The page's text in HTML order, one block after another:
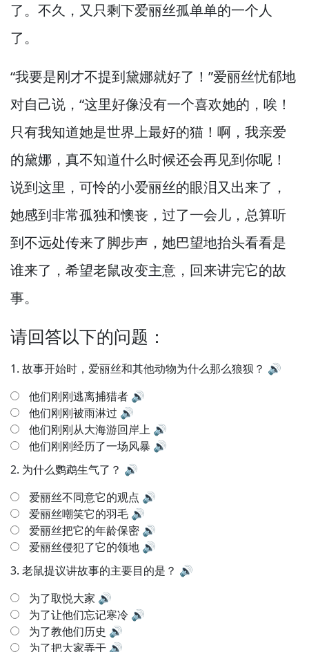
了。 不久， 又只剩下爱丽丝孤单单的一个人
了。
“我要是刚才不提到黛娜就好了！”爱丽丝忧郁地
对自己说， “这里好像没有一个喜欢她的， 唉！
只有我知道她是世界上最好的猫！ 啊， 我亲爱
的黛娜， 真不知道什么时候还会再见到你呢！
说到这里， 可怜的小爱丽丝的眼泪又出来了，
她感到非常孤独和懊丧， 过了一会儿， 总算听
到不远处传来了脚步声， 她巴望地抬头看看是
谁来了， 希望老鼠改变主意， 回来讲完它的故
事。
请回答以下的问题：
1. 故事开始时，爱丽丝和其他动物为什么那么狼狈？ 🔊
他们刚刚逃离捕猎者 🔊
他们刚刚被雨淋过 🔊
他们刚刚从大海游回岸上 🔊
他们刚刚经历了一场风暴 🔊
2. 为什么鹦鹉生气了？ 🔊
爱丽丝不同意它的观点 🔊
爱丽丝嘲笑它的羽毛 🔊
爱丽丝把它的年龄保密 🔊
爱丽丝侵犯了它的领地 🔊
3. 老鼠提议讲故事的主要目的是？ 🔊
为了取悦大家 🔊
为了让他们忘记寒冷 🔊
为了教他们历史 🔊
为了把大家弄干 🔊